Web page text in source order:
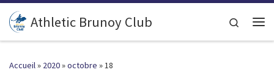
Passer au contenu
Athletic Brunoy Club Search
Accueil» 2020»octobre »18